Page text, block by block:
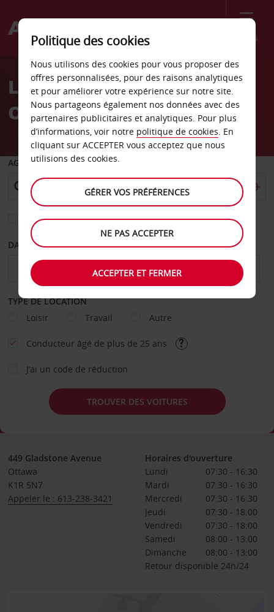
Menu
Welcome
AvisLocation de voiture
Ottawa Gladstone Ave
AGENCE DE DÉPART
Sélectionnez une autre agence de retour
DATE DE DÉPART DATE DE RETOUR
TYPE DE LOCATION
Loisir
Travail Autre
Conducteur âgé de plus de 25 ans
J’ai un code de réduction
TROUVER DES VOITURES
449 Gladstone Avenue
Ottawa
K1R 5N7
Appeler le : 613-238-3421
Horaires d'ouverture
Lundi
07:30 - 16:30
Mardi
07:30 - 16:30
Mercredi
07:30 - 16:30
Jeudi
07:30 - 18:00
Vendredi
07:30 - 18:00
Samedi
08:00 - 13:00
Dimanche
08:00 - 13:00
Retour disponible 24h/24
Politique des cookies
Nous utilisons des cookies pour vous proposer des
offres personnalisées, pour des raisons analytiques
et pour améliorer votre expérience sur notre site.
Nous partageons également nos données avec des
partenaires publicitaires et analytiques. Pour plus
d’informations, voir notre politique de cookies. En
cliquant sur ACCEPTER vous acceptez que nous
utilisions des cookies.
GÉRER VOS PRÉFÉRENCES
NE PAS ACCEPTER
ACCEPTER ET FERMER